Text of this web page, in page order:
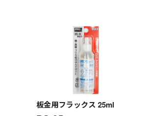
板金用フラックス 25ml